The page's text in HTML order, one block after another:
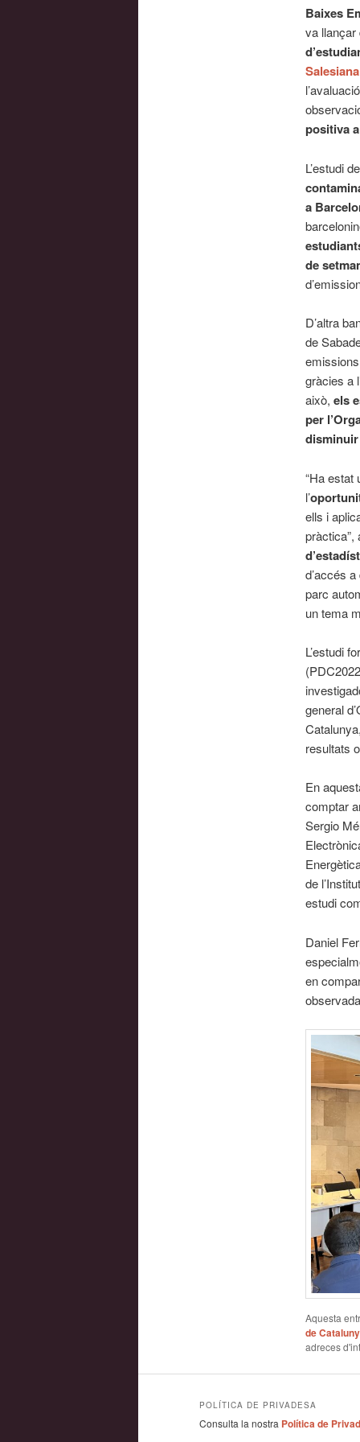
Baixes
va llançar
positiva
L’estudi
a
de
D’altra
de
gràcies a
això, els
per
“Ha estat
l’
ells i
pràctica”,
d’accés
parc
un tema
L’estudi
general
resultats
En
comptar
Sergio
de
estudi
Daniel
en
Aquesta
de
adreces
POLÍTICA DE PRIVADESA
Consulta la nostra Política de